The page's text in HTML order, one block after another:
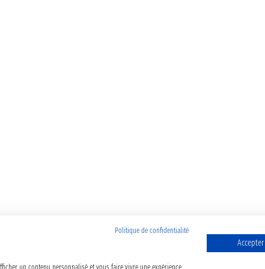
Politique de confidentialité
un contenu personnalisé et vous faire vivre une expérience